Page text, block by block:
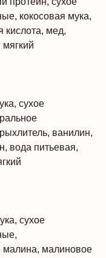
кокосовая мука,
кислота, мед,
мягкий
сухое
ванилин,
вода питьевая,
сухое
малина, малиновое